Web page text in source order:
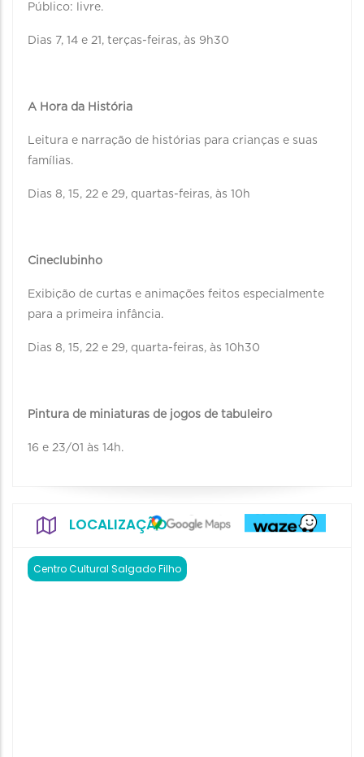
Público: livre.
Dias 7, 14 e 21, terças-feiras, às 9h30
A Hora da História
Leitura e narração de histórias para crianças e suas
famílias.
Dias 8, 15, 22 e 29, quartas-feiras, às 10h
Cineclubinho
Exibição de curtas e animações feitos especialmente
para a primeira infância.
Dias 8, 15, 22 e 29, quarta-feiras, às 10h30
Pintura de miniaturas de jogos de tabuleiro
16 e 23/01 às 14h.
LOCALIZAÇÃO
Centro Cultural Salgado Filho